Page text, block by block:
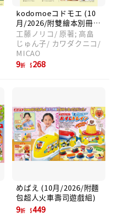
kodomoeコドモエ (10
月/2026/附雙繪本別冊&
野貓軍團ABC字母卡)
工藤ノリコ/ 原著; 高畠
じゅん子/ カワダクニコ/
MICAO
9折 268
めばえ (10月/2026/附麵
包超人火車壽司遊戲組)
9折 449